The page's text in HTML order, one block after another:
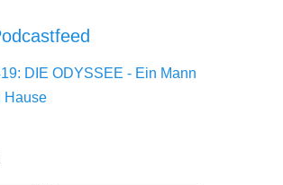
DIE ODYSSEE - Ein Mann
Hause